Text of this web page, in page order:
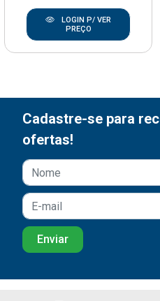
LOGIN P/ VER
PREÇO
Cadastre-se para
ofertas!